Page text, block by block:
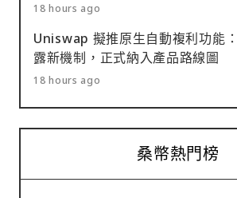
18 hours ago
Uniswap 擬推原生自動複利功能
露新機制，正式納入產品路線圖
18 hours ago
桑幣熱門榜